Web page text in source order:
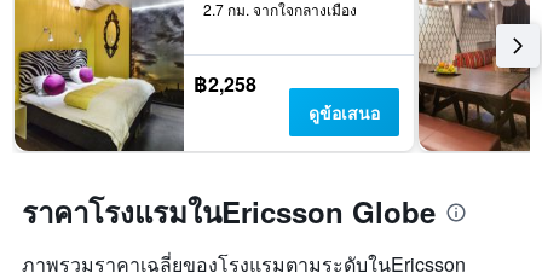
2.7 กม. จากใจกลางเมือง
฿2,258
ดูข้อเสนอ
ราคาโรงแรมในEricsson Globe
ภาพรวมราคาเฉลี่ยของโรงแรมตามระดับในEricsson